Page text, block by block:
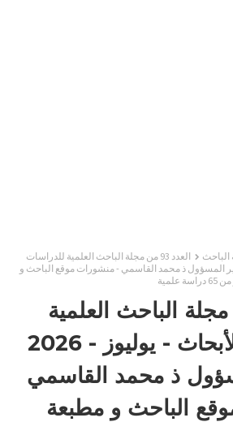
الباحث
العدد 93 من مجلة الباحث العلمية للدراسات
- يوليوز - 2026 - المدير المسؤول ذ محمد القاسمي - منشورات موقع الباحث و
93 من مجلة الباحث العلمية
للدراسات والأبحاث - يوليوز - 2026
ذ محمد القاسمي
الباحث و مطبعة